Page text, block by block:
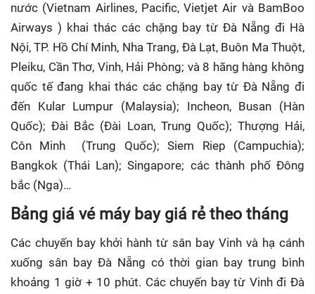
nước (Vietnam Airlines, Pacific, Vietjet Air và BamBoo
Airways ) khai thác các chặng bay từ Đà Nẵng đi Hà
Nội, TP. Hồ Chí Minh, Nha Trang, Đà Lạt, Buôn Ma Thuột,
Pleiku, Cần Thơ, Vinh, Hải Phòng; và 8 hãng hàng không
quốc tế đang khai thác các chặng bay từ Đà Nẵng đi
đến Kular Lumpur (Malaysia); Incheon, Busan (Hàn
Quốc); Đài Bắc (Đài Loan, Trung Quốc); Thượng Hải,
Côn Minh (Trung Quốc); Siem Riep (Campuchia);
Bangkok (Thái Lan); Singapore; các thành phố Đông
bắc (Nga)…
Bảng giá vé máy bay giá rẻ theo tháng
Các chuyến bay khởi hành từ sân bay Vinh và hạ cánh
xuống sân bay Đà Nẵng có thời gian bay trung bình
khoảng 1 giờ + 10 phút. Các chuyến bay từ Vinh đi Đà